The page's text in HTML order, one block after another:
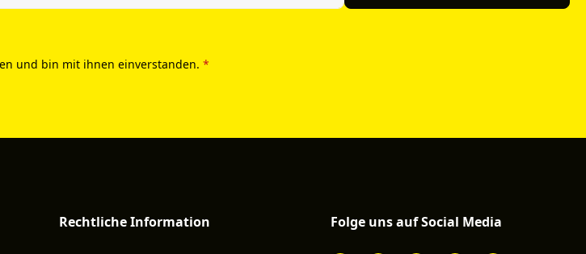
und bin mit ihnen einverstanden. *
Rechtliche Information Folge uns auf Social Media